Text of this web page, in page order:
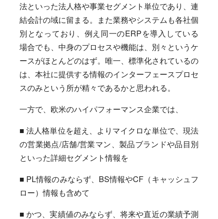
法といった法人格や事業セグメント単位であり、連
結会計の域に留まる。また業務やシステムも各社個
別となっており、例え同一のERPを導入している
場合でも、中身のプロセスや機能は、別々というケ
ースがほとんどのはず。唯一、標準化されているの
は、本社に提供する情報のインターフェースプロセ
スのみという所が精々であるかと思われる。
一方で、欧米のハイパフォーマンス企業では、
■ 法人格単位を超え、よりマイクロな単位で、現法
の営業拠点/店舗/営業マン、製品ブランドや品目別
といった詳細セグメント情報を
■ PL情報のみならず、BS情報やCF（キャッシュフ
ロー）情報も含めて
■ かつ、実績値のみならず、将来や直近の業績予測